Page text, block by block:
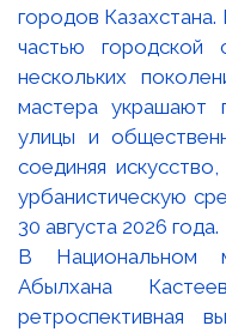
В Национальном
Абылхана